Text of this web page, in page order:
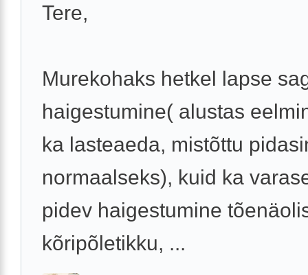
Tere,
Murekohaks hetkel lapse
haigestumine( alustas
ka lasteaeda, mistõttu
normaalseks), kuid ka
pidev haigestumine
kõripõletikku, ...